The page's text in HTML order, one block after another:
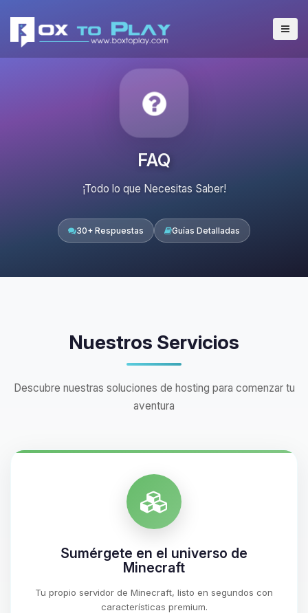
FAQ
¡Todo lo que Necesitas Saber!
30+ Respuestas Guías Detalladas
Nuestros Servicios
Descubre nuestras soluciones de hosting para comenzar tu
aventura
Sumérgete en el universo de
Minecraft
Tu propio servidor de Minecraft, listo en segundos con
características premium.